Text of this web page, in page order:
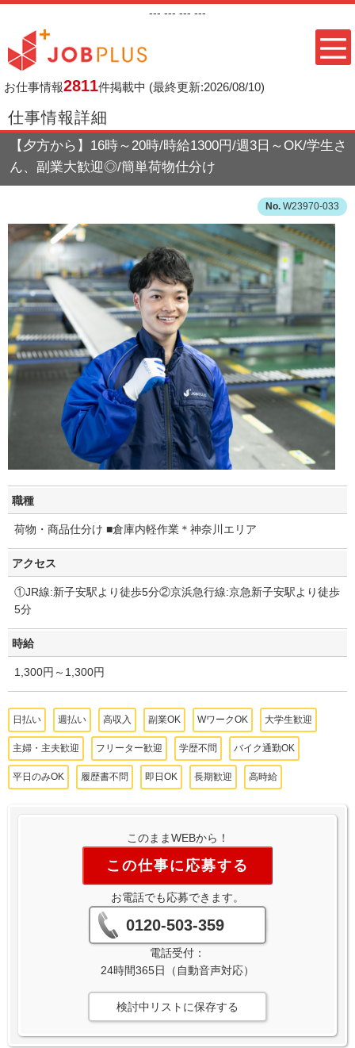
--- --- --- ---
お仕事情報2811件掲載中 (最終更新:2026/08/10)
仕事情報詳細
【夕方から】16時～20時/時給1300円/週3日～OK/学生さ
ん、副業大歓迎◎/簡単荷物仕分け
W23970-033
職種
荷物・商品仕分け ■倉庫内軽作業＊神奈川エリア
アクセス
①JR線:新子安駅より徒歩5分②京浜急行線:京急新子安駅より徒歩
5分
時給
1,300円～1,300円
日払い 週払い 高収入 副業OK WワークOK 大学生歓迎
主婦・主夫歓迎 フリーター歓迎 学歴不問 バイク通勤OK
平日のみOK 履歴書不問 即日OK 長期歓迎 高時給
このままWEBから！
この仕事に応募する
お電話でも応募できます。
0120-503-359
電話受付：
24時間365日（自動音声対応）
検討中リストに保存する